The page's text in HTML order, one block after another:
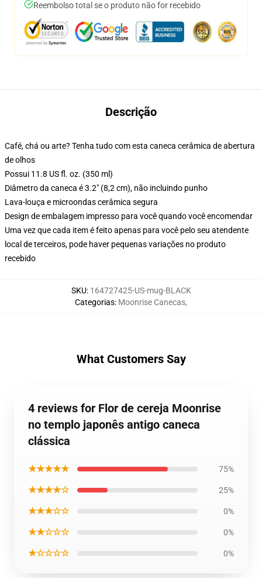
Reembolso total se o produto não for recebido
Descrição
Café, chá ou arte? Tenha tudo com esta caneca cerâmica de abertura
de olhos
Possui 11.8 US fl. oz. (350 ml)
Diâmetro da caneca é 3.2" (8,2 cm), não incluindo punho
Lava-louça e microondas cerâmica segura
Design de embalagem impresso para você quando você encomendar
Uma vez que cada item é feito apenas para você pelo seu atendente
local de terceiros, pode haver pequenas variações no produto
recebido
SKU: 164727425-US-mug-BLACK
Categorias: Moonrise Canecas,
What Customers Say
4 reviews for Flor de cereja Moonrise
no templo japonês antigo caneca
clássica
★★★★★ 75%
★★★★☆ 25%
★★★☆☆ 0%
★★☆☆☆ 0%
★☆☆☆☆ 0%